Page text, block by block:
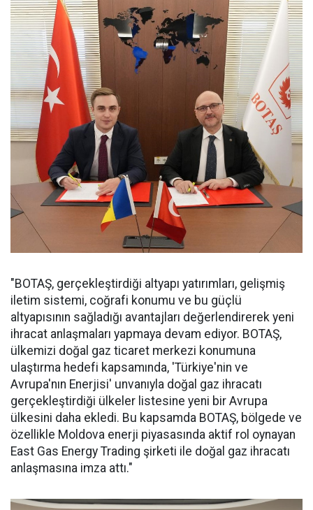
"BOTAŞ, gerçekleştirdiği altyapı yatırımları, gelişmiş
iletim sistemi, coğrafi konumu ve bu güçlü
altyapısının sağladığı avantajları değerlendirerek yeni
ihracat anlaşmaları yapmaya devam ediyor. BOTAŞ,
ülkemizi doğal gaz ticaret merkezi konumuna
ulaştırma hedefi kapsamında, 'Türkiye'nin ve
Avrupa'nın Enerjisi' unvanıyla doğal gaz ihracatı
gerçekleştirdiği ülkeler listesine yeni bir Avrupa
ülkesini daha ekledi. Bu kapsamda BOTAŞ, bölgede ve
özellikle Moldova enerji piyasasında aktif rol oynayan
East Gas Energy Trading şirketi ile doğal gaz ihracatı
anlaşmasına imza attı."